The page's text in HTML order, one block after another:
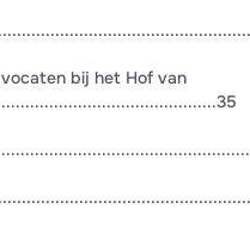
bij het Hof van